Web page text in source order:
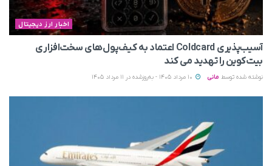
اخبار ارز دیجیتال
آسیب‌پذیری Coldcard اعتماد به کیف‌پول‌های سخت‌افزاری
بیت‌کوین را تهدید می‌ کند
نوشته شده توسط مانی